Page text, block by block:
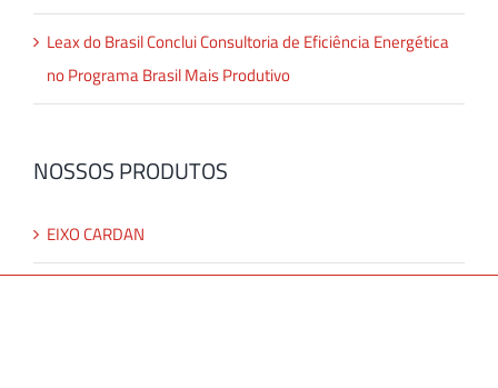
Leax do Brasil Conclui Consultoria de Eficiência Energética
no Programa Brasil Mais Produtivo
NOSSOS PRODUTOS
EIXO CARDAN